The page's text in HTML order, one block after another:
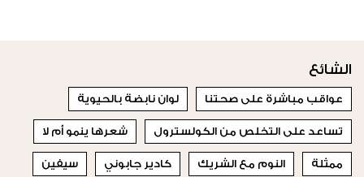
الشائع
عواقب مباشرة على صحتنا لوان نابضة بالحيوية
تساعد على التخلص من الكولسترول شعرها ينمو أم لا
ممثلة النوم مع الشريك كادير جابوني سيفين